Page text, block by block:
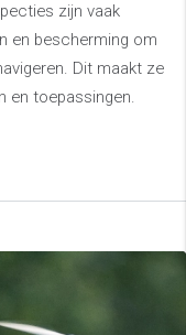
zijn vaak
en bescherming om
Dit maakt ze
en toepassingen.